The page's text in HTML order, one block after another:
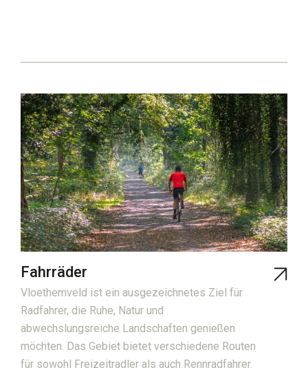
Fahrräder
Vloethemveld ist ein ausgezeichnetes Ziel für
Radfahrer, die Ruhe, Natur und
abwechslungsreiche Landschaften genießen
möchten. Das Gebiet bietet verschiedene Routen
für sowohl Freizeitradler als auch Rennradfahrer.